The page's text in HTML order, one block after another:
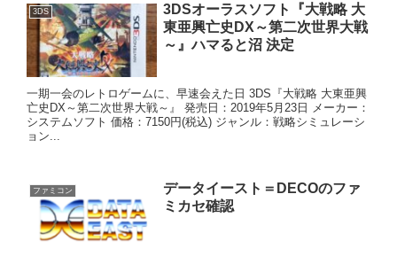
3DS
3DSオーラスソフト『大戦略 大
東亜興亡史DX～第二次世界大戦
～』ハマると沼 決定
一期一会のレトロゲームに、早速会えた日 3DS『大戦略 大東亜興
亡史DX～第二次世界大戦～』 発売日：2019年5月23日 メーカー：
システムソフト 価格：7150円(税込) ジャンル：戦略シミュレーシ
ョン...
ファミコン
データイースト＝DECOのファ
ミカセ確認